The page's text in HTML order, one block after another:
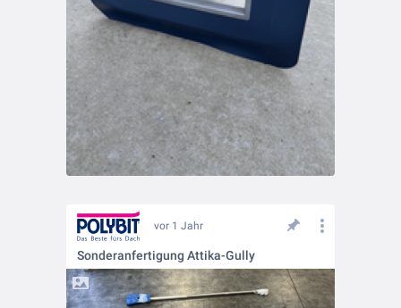
vor 1 Jahr
Sonderanfertigung Attika-Gully